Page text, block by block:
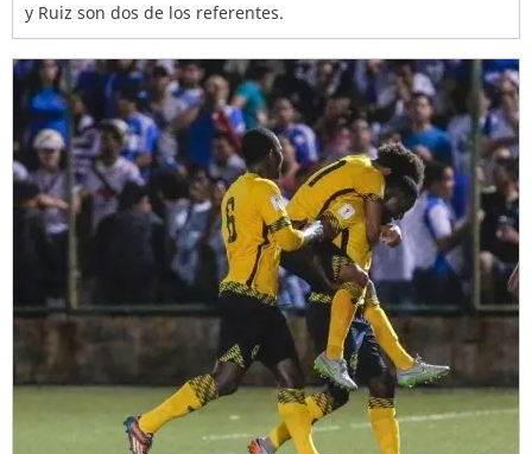
y Ruiz son dos de los referentes.